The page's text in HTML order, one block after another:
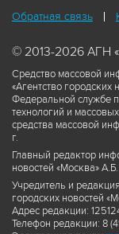
Обратная связь
© 2013-2026 АГН
Средство массовой
«Агентство городских
Федеральной службе
технологий и
средства массовой
г.
Главный редактор
новостей «Москва»
Учредитель и
городских новостей
Адрес редакции:
Телефон редакции: 8